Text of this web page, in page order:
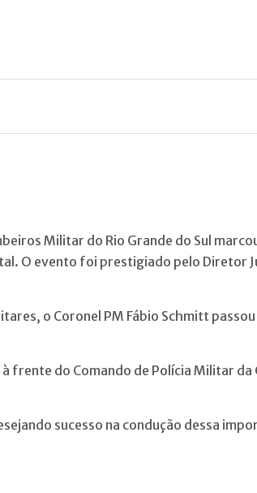
Militar do Rio Grande do Sul
O evento foi prestigiado pelo Diretor
o Coronel PM Fábio Schmitt
frente do Comando de Polícia Militar
sucesso na condução dessa